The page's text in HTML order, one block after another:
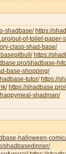
shadbase/ https://
out-of-toilet-paper-
class-shad-base/
https://
shadbase-
base-shopping/
tutor/ https://
https://
shadman/
halloween-comic/
shadbasedinner/